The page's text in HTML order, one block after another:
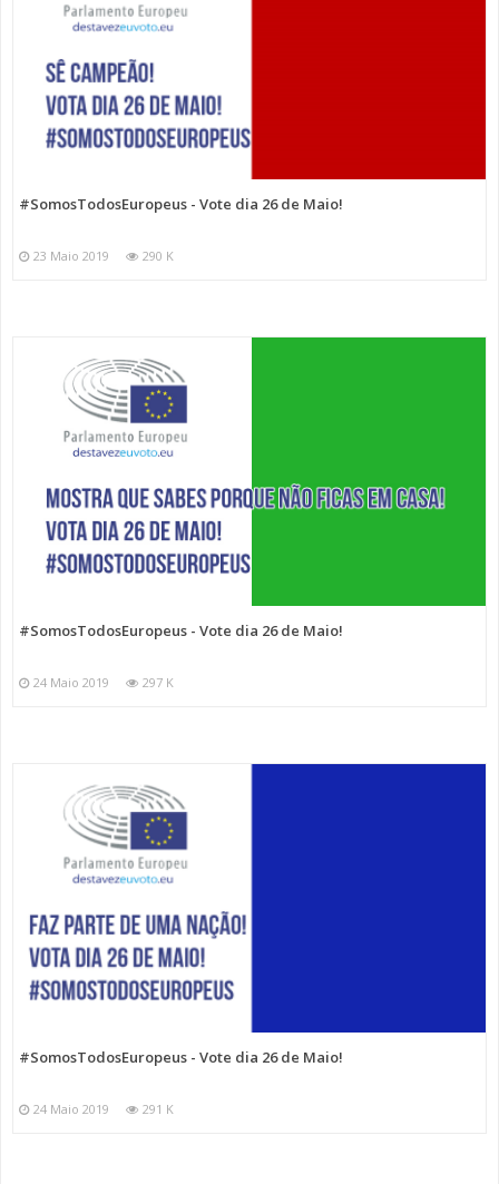
#SomosTodosEuropeus - Vote dia 26 de Maio!
23 Maio 2019 290 K
#SomosTodosEuropeus - Vote dia 26 de Maio!
24 Maio 2019 297 K
#SomosTodosEuropeus - Vote dia 26 de Maio!
24 Maio 2019 291 K